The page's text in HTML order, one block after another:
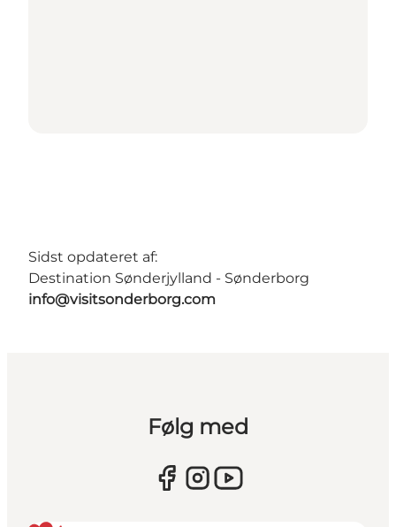
Sidst opdateret af:
Destination Sønderjylland - Sønderborg
info@visitsonderborg.com
Følg med